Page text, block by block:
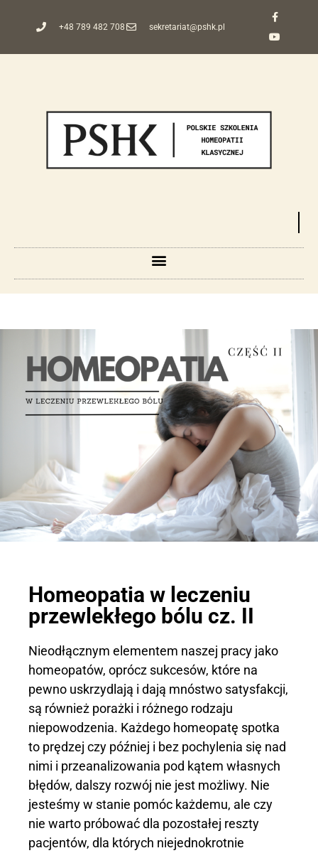
+48 789 482 708 sekretariat@pshk.pl
Homeopatia w leczeniu
przewlekłego bólu cz. II
Nieodłącznym elementem naszej pracy jako
homeopatów, oprócz sukcesów, które na
pewno uskrzydlają i dają mnóstwo satysfakcji,
są również porażki i różnego rodzaju
niepowodzenia. Każdego homeopatę spotka
to prędzej czy później i bez pochylenia się nad
nimi i przeanalizowania pod kątem własnych
błędów, dalszy rozwój nie jest możliwy. Nie
jesteśmy w stanie pomóc każdemu, ale czy
nie warto próbować dla pozostałej reszty
pacjentów, dla których niejednokrotnie